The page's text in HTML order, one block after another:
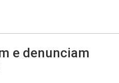
e denunciam